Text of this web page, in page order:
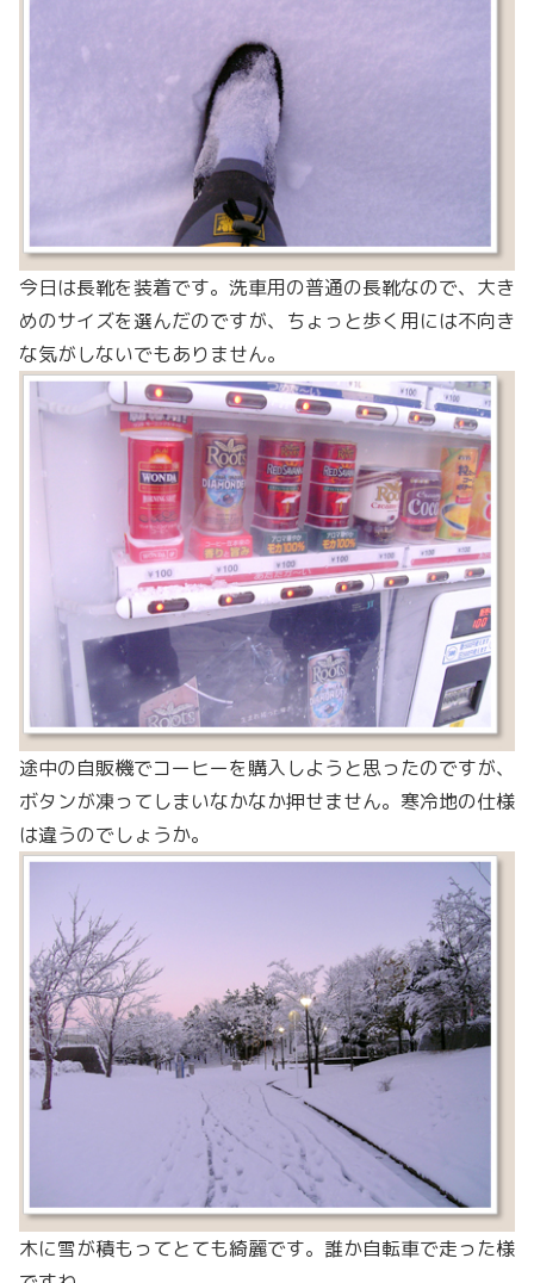
今日は長靴を装着です。洗車用の普通の長靴なので、大き
めのサイズを選んだのですが、ちょっと歩く用には不向き
な気がしないでもありません。
途中の自販機でコーヒーを購入しようと思ったのですが、
ボタンが凍ってしまいなかなか押せません。寒冷地の仕様
は違うのでしょうか。
木に雪が積もってとても綺麗です。誰か自転車で走った様